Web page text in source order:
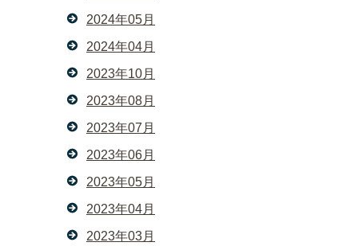
2024年05月
2024年04月
2023年10月
2023年08月
2023年07月
2023年06月
2023年05月
2023年04月
2023年03月